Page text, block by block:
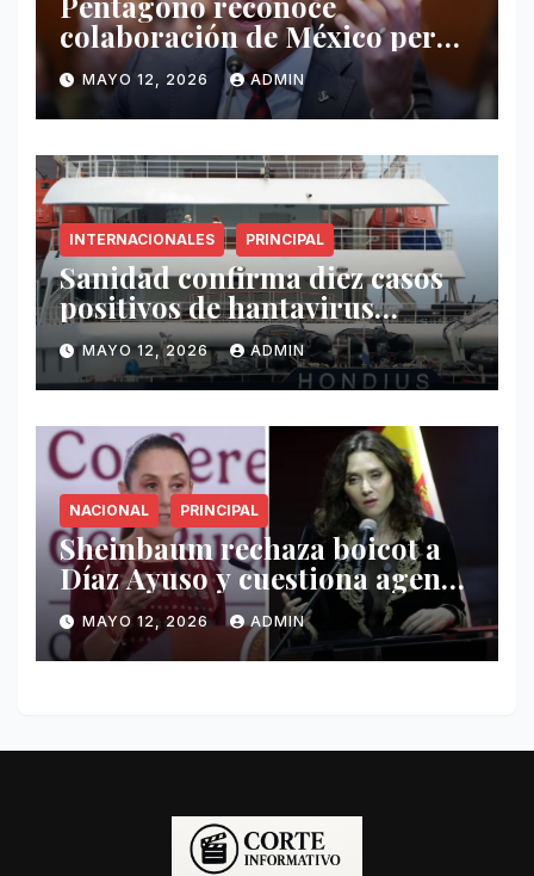
colaboración de México pero
exige mayor operatividad
antidrogas
MAYO 12, 2026 ADMIN
INTERNACIONALES PRINCIPAL
Sanidad confirma diez casos
positivos de hantavirus
vinculados al crucero MV
Hondius
MAYO 12, 2026 ADMIN
NACIONAL PRINCIPAL
Sheinbaum rechaza boicot a
Díaz Ayuso y cuestiona agenda
de funcionaria española
MAYO 12, 2026 ADMIN